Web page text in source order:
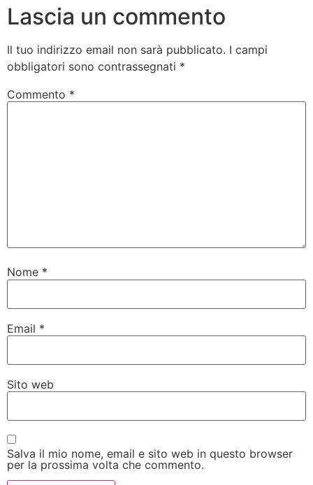
Lascia un commento
Il tuo indirizzo email non sarà pubblicato. I campi
obbligatori sono contrassegnati *
Commento *
Nome *
Email *
Sito web
Salva il mio nome, email e sito web in questo browser
per la prossima volta che commento.